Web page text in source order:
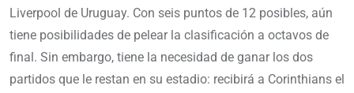
Liverpool de Uruguay. Con seis puntos de 12 posibles, aún
tiene posibilidades de pelear la clasificación a octavos de
final. Sin embargo, tiene la necesidad de ganar los dos
partidos que le restan en su estadio: recibirá a Corinthians el